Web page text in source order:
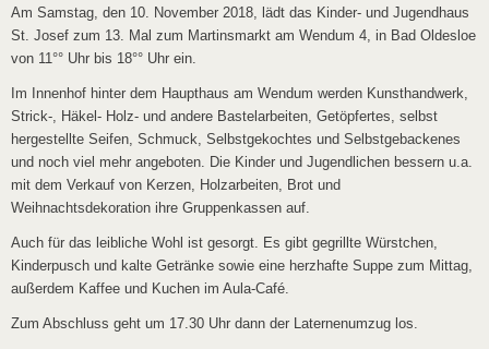
Am Samstag, den 10. November 2018, lädt das Kinder- und Jugendhaus
St. Josef zum 13. Mal zum Martinsmarkt am Wendum 4, in Bad Oldesloe
von 11°° Uhr bis 18°° Uhr ein.
Im Innenhof hinter dem Haupthaus am Wendum werden Kunsthandwerk,
Strick-, Häkel- Holz- und andere Bastelarbeiten, Getöpfertes, selbst
hergestellte Seifen, Schmuck, Selbstgekochtes und Selbstgebackenes
und noch viel mehr angeboten. Die Kinder und Jugendlichen bessern u.a.
mit dem Verkauf von Kerzen, Holzarbeiten, Brot und
Weihnachtsdekoration ihre Gruppenkassen auf.
Auch für das leibliche Wohl ist gesorgt. Es gibt gegrillte Würstchen,
Kinderpusch und kalte Getränke sowie eine herzhafte Suppe zum Mittag,
außerdem Kaffee und Kuchen im Aula-Café.
Zum Abschluss geht um 17.30 Uhr dann der Laternenumzug los.